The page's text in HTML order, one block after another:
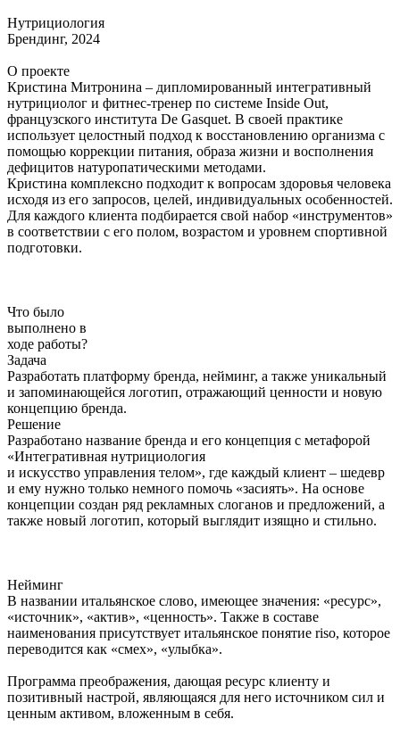
Нутрициология
Брендинг, 2024
О проекте
Кристина Митронина – дипломированный интегративный
нутрициолог и фитнес-тренер по системе Inside Out,
французского института De Gasquet. В своей практике
использует целостный подход к восстановлению организма с
помощью коррекции питания, образа жизни и восполнения
дефицитов натуропатическими методами.
Кристина комплексно подходит к вопросам здоровья человека
исходя из его запросов, целей, индивидуальных особенностей.
Для каждого клиента подбирается свой набор «инструментов»
в соответствии с его полом, возрастом и уровнем спортивной
подготовки.
Что было
выполнено в
ходе работы?
Задача
Разработать платформу бренда, нейминг, а также уникальный
и запоминающейся логотип, отражающий ценности и новую
концепцию бренда.
Решение
Разработано название бренда и его концепция с метафорой
«Интегративная нутрициология
и искусство управления телом», где каждый клиент – шедевр
и ему нужно только немного помочь «засиять». На основе
концепции создан ряд рекламных слоганов и предложений, а
также новый логотип, который выглядит изящно и стильно.
Нейминг
В названии итальянское слово, имеющее значения: «ресурс»,
«источник», «актив», «ценность». Также в составе
наименования присутствует итальянское понятие riso, которое
переводится как «смех», «улыбка».
Программа преображения, дающая ресурс клиенту и
позитивный настрой, являющаяся для него источником сил и
ценным активом, вложенным в себя.